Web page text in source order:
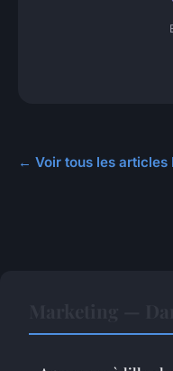
← Voir tous les articles